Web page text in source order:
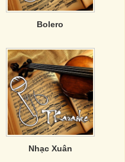
Bolero
Nhạc Xuân